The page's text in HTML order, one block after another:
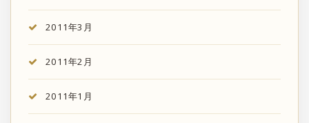
2011年3月
2011年2月
2011年1月